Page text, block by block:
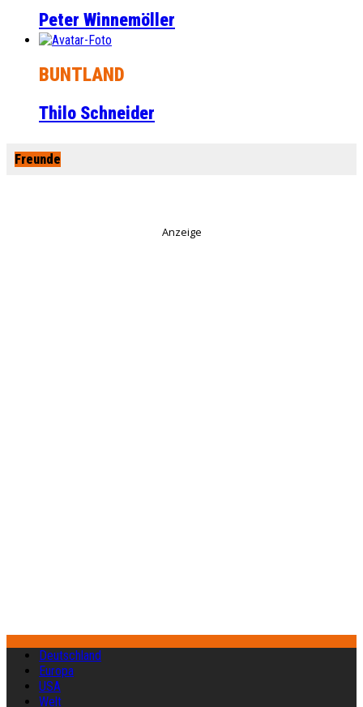
Peter Winnemöller
BUNTLAND
Thilo Schneider
Freunde
Anzeige
Deutschland
Europa
USA
Welt